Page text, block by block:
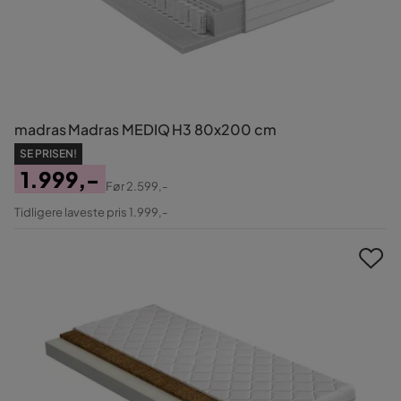
madras Madras MEDIQ H3 80x200 cm
SE PRISEN!
Pris
1.999,-
Original
Før2.599,-
Tidligere laveste pris 1.999,-